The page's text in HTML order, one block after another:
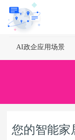
AI政企应用场景
您的智能家